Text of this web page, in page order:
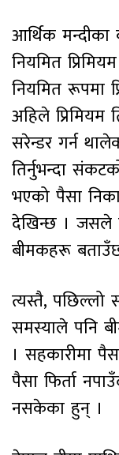
आर्थिक मन्दीका
नियमित
नियमित रूपमा
अहिले प्रिमियम
सरेन्डर गर्न
तिर्नुभन्दा
भएको पैसा
देखिन्छ । जसले
बीमकहरू
त्यस्तै, पछिल्लो
समस्याले पनि
। सहकारीमा
पैसा फिर्ता
नसकेका हुन् ।